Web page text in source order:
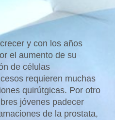
y con los años
el aumento de su
de células
requieren muchas
quirútgicas. Por otro
jóvenes padecer
de la prostata,